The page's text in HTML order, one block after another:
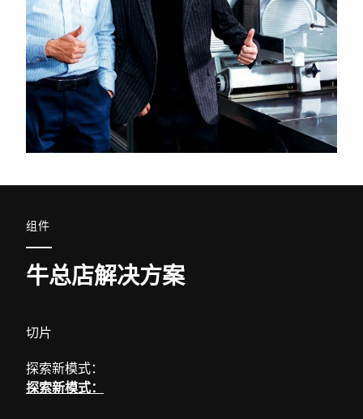
组件
牛总店解决方案
切片
探索新模式：
探索新模式：